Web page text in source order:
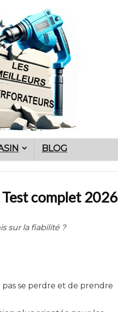
BLOG
complet 2026
sur la fiabilité ?
pas se perdre et de prendre